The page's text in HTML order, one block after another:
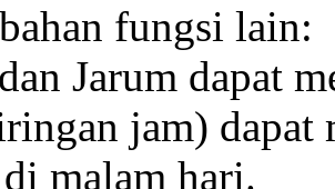
fungsi lain:
Jarum dapat
jam) dapat
malam hari.